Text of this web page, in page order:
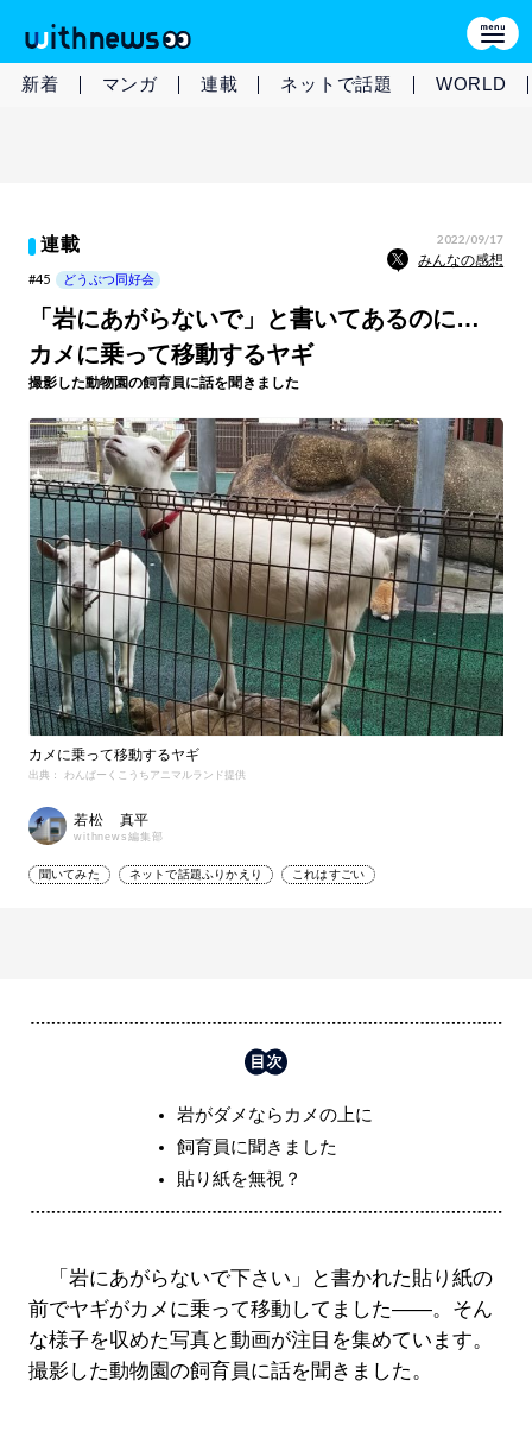
新着 マンガ 連載 ネットで話題 WORLD
連載 2022/09/17
みんなの感想
#45 どうぶつ同好会
「岩にあがらないで」と書いてあるのに…
カメに乗って移動するヤギ
撮影した動物園の飼育員に話を聞きました
カメに乗って移動するヤギ
出典： わんぱーくこうちアニマルランド提供
若松 真平
withnews編集部
聞いてみた ネットで話題ふりかえり これはすごい
岩がダメならカメの上に
飼育員に聞きました
貼り紙を無視？
「岩にあがらないで下さい」と書かれた貼り紙の
前でヤギがカメに乗って移動してました――。そん
な様子を収めた写真と動画が注目を集めています。
撮影した動物園の飼育員に話を聞きました。